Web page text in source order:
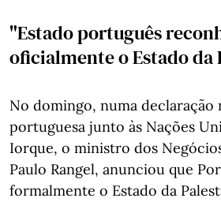
"Estado português
oficialmente o Estado da
No domingo, numa declaração
portuguesa junto às Nações
Iorque, o ministro dos
Paulo Rangel, anunciou que
formalmente o Estado da